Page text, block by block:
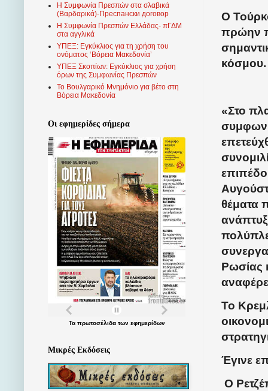
Ο
πρώην
κόσμου.
«Στο
θέματα
Ρωσίας
Το
Έγινε
Ο
Η Συμφωνία Πρεσπών στα σλαβικά
(Βαρδαρικά)-Преспански договор
Η Συμφωνία Πρεσπών Ελλάδας- πΓΔΜ
στα αγγλικά
ΥΠΕΞ: Εγκύκλιος για τη χρήση του
ονόματος ‘Βόρεια Μακεδονία’
ΥΠΕΞ Σκοπίων: Εγκύκλιος για χρήση
όρων της Συμφωνίας Πρεσπών
Το Βουλγαρικό Μνημόνιο για βέτο στη
Βόρεια Μακεδονία
Οι εφημερίδες σήμερα
Τα πρωτοσέλιδατων εφημερίδων
Μικρές Εκδόσεις